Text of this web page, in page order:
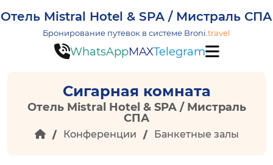
Отель Mistral Hotel & SPA / Мистраль СПА
Бронирование путевок в системе Broni. travel
WhatsAppMAXTelegram
Сигарная комната
Отель Mistral Hotel & SPA / Мистраль
СПА
Конференции Банкетные залы